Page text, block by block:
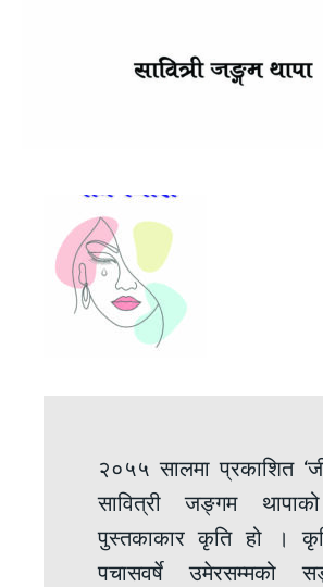
२०५५ सालमा प्रकाशित
सावित्री जङ्गम
पुस्तकाकार कृति हो ।
पचासवर्षे उमेरसम्मको